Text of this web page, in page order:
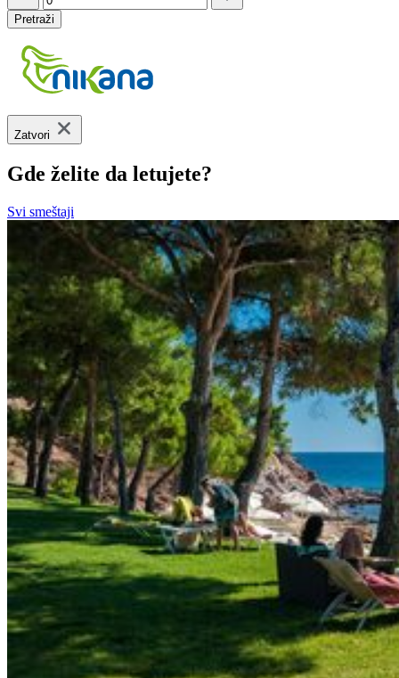
Pretraži
Zatvori
Gde želite da letujete?
Svi smeštaji